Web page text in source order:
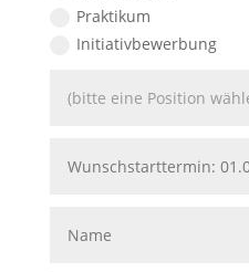
Praktikum
Initiativbewerbung
eine
wählen)
01.01.